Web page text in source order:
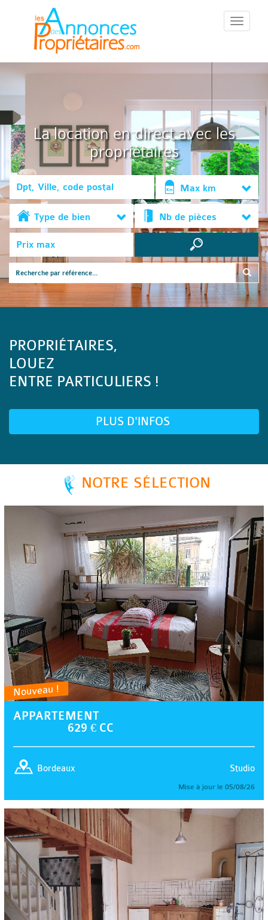
::Menu::
La location en direct avec les
propriétaires
Max km
Type de bien Nb de pièces
PROPRIÉTAIRES,
LOUEZ
ENTRE PARTICULIERS !
PLUS D'INFOS
NOTRE SÉLECTION
Nouveau !
APPARTEMENT
629 € CC
Studio
Bordeaux
Mise à jour le 05/08/26